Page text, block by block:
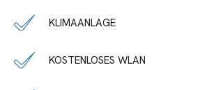
KLIMAANLAGE
KOSTENLOSES WLAN